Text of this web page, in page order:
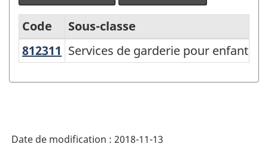
Système
produits
Code
Sous-classe
812311 Services de garderie pour enfants
Services de garderie pour enfants
Date de modification : 2018-11-13